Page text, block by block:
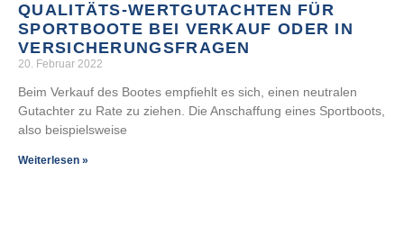
QUALITÄTS-WERTGUTACHTEN FÜR
SPORTBOOTE BEI VERKAUF ODER IN
VERSICHERUNGSFRAGEN
20. Februar 2022
Beim Verkauf des Bootes empfiehlt es sich, einen neutralen
Gutachter zu Rate zu ziehen. Die Anschaffung eines Sportboots,
also beispielsweise
Weiterlesen »